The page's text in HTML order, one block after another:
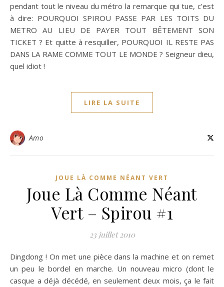
pendant tout le niveau du métro la remarque qui tue, c’est
à dire: POURQUOI SPIROU PASSE PAR LES TOITS DU
METRO AU LIEU DE PAYER TOUT BÊTEMENT SON
TICKET ? Et quitte à resquiller, POURQUOI IL RESTE PAS
DANS LA RAME COMME TOUT LE MONDE ? Seigneur dieu,
quel idiot !
LIRE LA SUITE
Amo
JOUE LÀ COMME NÉANT VERT
Joue Là Comme Néant
Vert – Spirou #1
23 juillet 2010
Dingdong ! On met une pièce dans la machine et on remet
un peu le bordel en marche. Un nouveau micro (dont le
casque a déjà décédé, en seulement deux mois, ça le fait